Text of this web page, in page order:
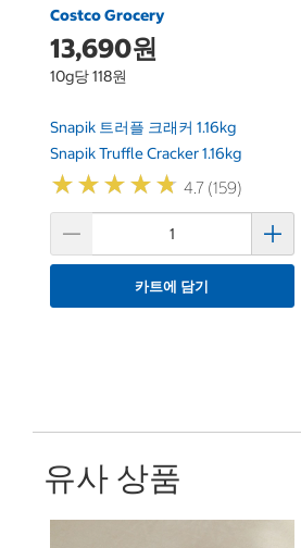
Costco Grocery
13,690원
10g당 118원
Snapik 트러플 크래커 1.16kg
Snapik Truffle Cracker 1.16kg
★★★★★
★★★★★ 4.7 (159)
카트에 담기
유사 상품